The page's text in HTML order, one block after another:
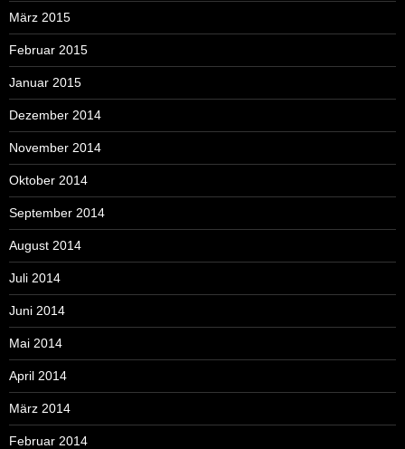
März 2015
Februar 2015
Januar 2015
Dezember 2014
November 2014
Oktober 2014
September 2014
August 2014
Juli 2014
Juni 2014
Mai 2014
April 2014
März 2014
Februar 2014